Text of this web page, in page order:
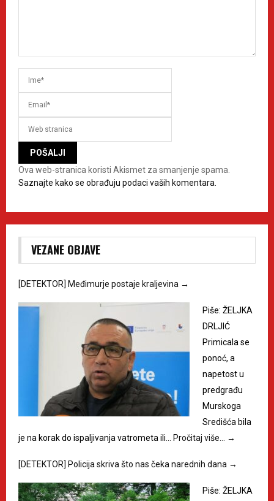
Ova web-stranica koristi Akismet za smanjenje spama.
Saznajte kako se obrađuju podaci vaših komentara.
VEZANE OBJAVE
[DETEKTOR] Međimurje postaje kraljevina →
Piše: ŽELJKA
DRLJIĆ
Primicala se
ponoć, a
napetost u
predgrađu
Murskoga
Središća bila
je na korak do ispaljivanja vatrometa ili… Pročitaj više… →
[DETEKTOR] Policija skriva što nas čeka narednih dana →
Piše: ŽELJKA